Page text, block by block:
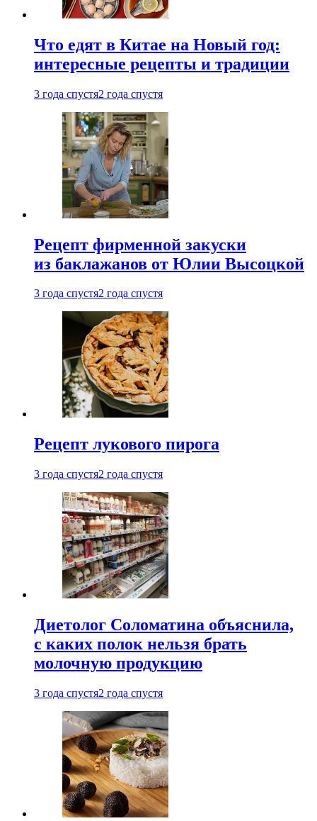
Что едят в Китае на Новый год:
интересные рецепты и традиции
3 года спустя2 года спустя
Рецепт фирменной закуски
из баклажанов от Юлии Высоцкой
3 года спустя2 года спустя
Рецепт лукового пирога
3 года спустя2 года спустя
Диетолог Соломатина объяснила,
с каких полок нельзя брать
молочную продукцию
3 года спустя2 года спустя